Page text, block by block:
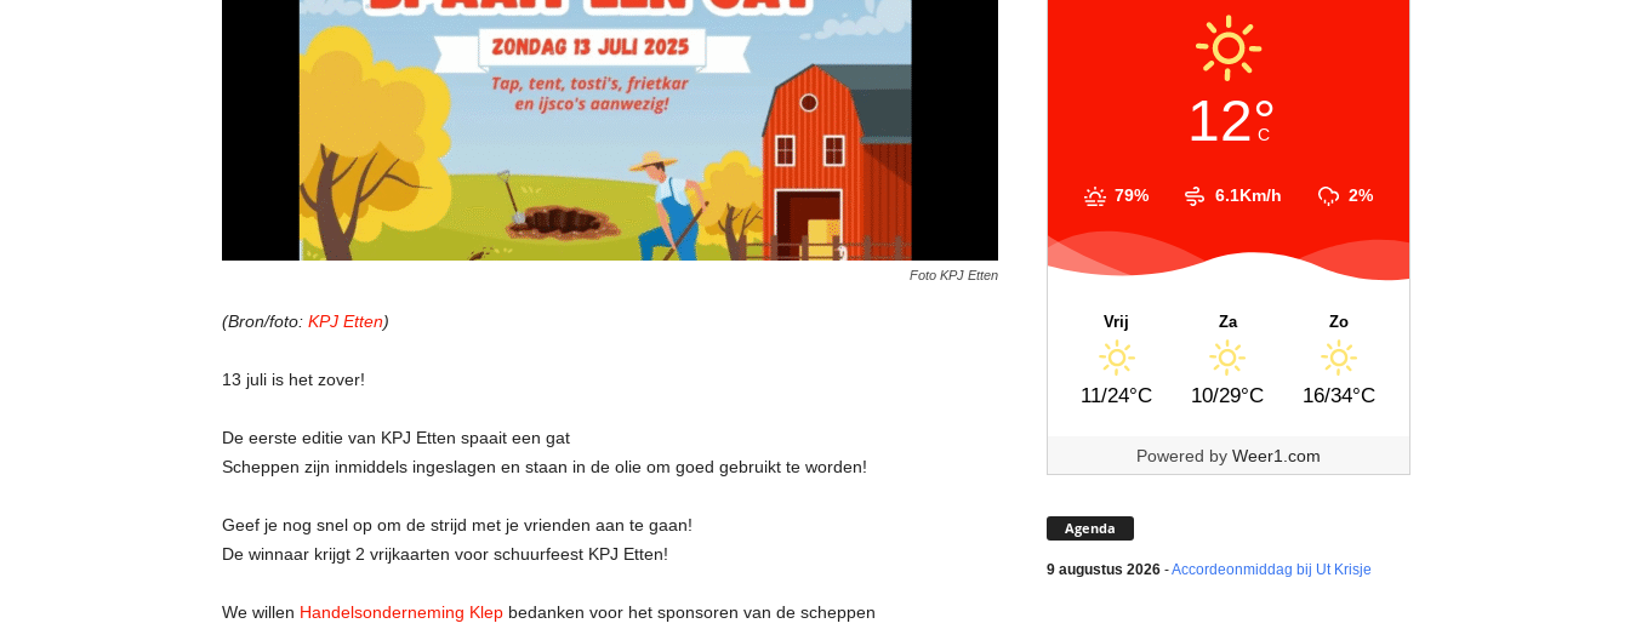
Foto KPJ Etten
(Bron/foto: KPJ Etten)
13 juli is het zover!
De eerste editie van KPJ Etten spaait een gat
Scheppen zijn inmiddels ingeslagen en staan in de olie om goed gebruikt te worden!
Geef je nog snel op om de strijd met je vrienden aan te gaan!
De winnaar krijgt 2 vrijkaarten voor schuurfeest KPJ Etten!
We willen Handelsonderneming Klepbedanken voor het sponsoren van de scheppen
12°
C
79% 6.1Km/h 2%
Vrij
11/24°C
Za
10/29°C
Zo
16/34°C
Powered by Weer1.com
Agenda
9 augustus 2026-Accordeonmiddag bij Ut Krisje